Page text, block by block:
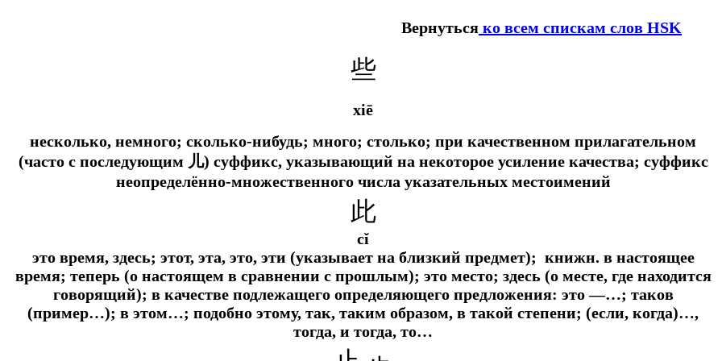
Вернуться ко всем спискам слов HSK
些
xiē
несколько, немного; сколько-нибудь; много; столько; при качественном прилагательном
(часто с последующим 儿) суффикс, указывающий на некоторое усиление качества; суффикс
неопределённо-множественного числа указательных местоимений
此
cǐ
это время, здесь; этот, эта, это, эти (указывает на близкий предмет); книжн. в настоящее
время; теперь (о настоящем в сравнении с прошлым); это место; здесь (о месте, где находится
говорящий); в качестве подлежащего определяющего предложения: это ―…; таков
(пример…); в этом…; подобно этому, так, таким образом, в такой степени; (если, когда)…,
тогда, и тогда, то…